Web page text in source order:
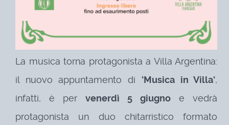
La musica torna protagonista a Villa Argentina:
il nuovo appuntamento di 'Musica in Villa',
infatti, è pervenerdì 5 giugno e vedrà
protagonista un duo chitarristico formato